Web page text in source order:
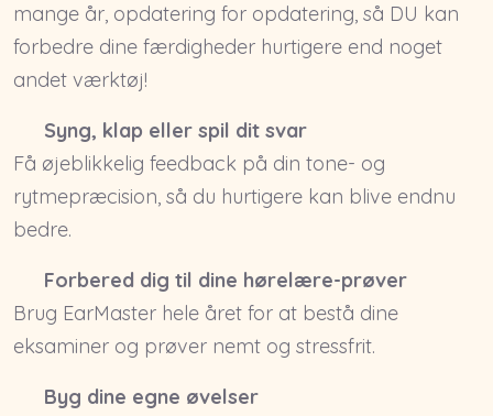
mange år, opdatering for opdatering, så DU kan
forbedre dine færdigheder hurtigere end noget
andet værktøj!
Syng, klap eller spil dit svar
Få øjeblikkelig feedback på din tone- og
rytmepræcision, så du hurtigere kan blive endnu
bedre.
Forbered dig til dine hørelære-prøver
Brug EarMaster hele året for at bestå dine
eksaminer og prøver nemt og stressfrit.
Byg dine egne øvelser